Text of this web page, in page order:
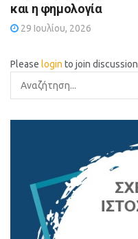
και η φημολογία
29 Ιουλίου, 2026
Please login to join discussion